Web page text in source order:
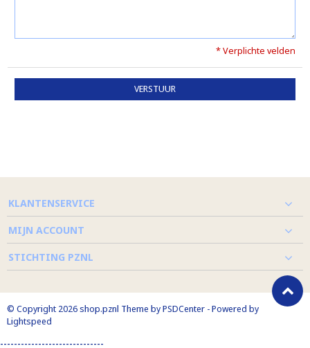
* Verplichte velden
VERSTUUR
KLANTENSERVICE
MIJN ACCOUNT
STICHTING PZNL
© Copyright 2026 shop.pznl Theme byPSDCenter - Powered by
Lightspeed
------------------------------